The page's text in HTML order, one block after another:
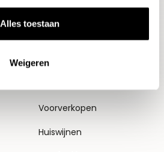
Alles toestaan
WeigerenThema's
Voorverkopen
Huiswijnen